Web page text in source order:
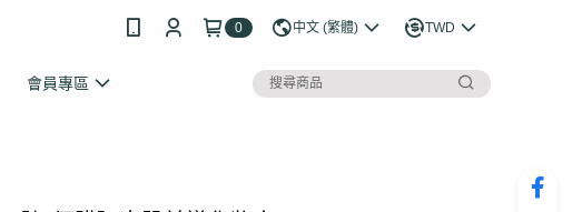
0 中文 (繁體) TWD
會員專區